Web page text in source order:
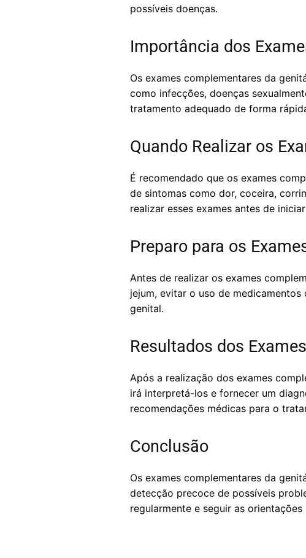
possíveis doenças.
Importância dos
Os exames complementares da
como infecções, doenças
tratamento adequado de forma
Quando Realizar os
É recomendado que os exames
de sintomas como dor, coceira,
realizar esses exames antes de
Preparo para os
Antes de realizar os exames
jejum, evitar o uso de
genital.
Resultados dos
Após a realização dos exames
irá interpretá-los e fornecer um
recomendações médicas para o
Conclusão
Os exames complementares da
detecção precoce de possíveis
regularmente e seguir as